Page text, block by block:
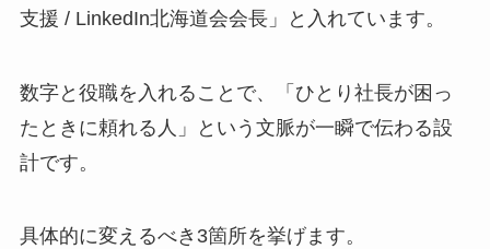
支援 / LinkedIn北海道会会長」と入れています。
数字と役職を入れることで、「ひとり社長が困っ
たときに頼れる人」という文脈が一瞬で伝わる設
計です。
具体的に変えるべき3箇所を挙げます。